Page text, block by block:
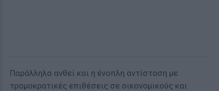
Παράλληλα ανθεί και η ένοπλη αντίσταση με
τρομοκρατικές επιθέσεις σε οικονομικούς και